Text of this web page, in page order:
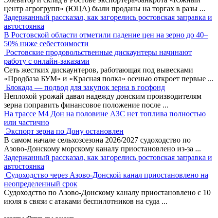
центр агрогрупп» (ЮЦА) были проданы на торгах в разы ...
Задержанный рассказал, как загорелись ростовская заправка и
автостоянка
В Ростовской области отметили падение цен на зерно до 40–
50% ниже себестоимости
Ростовские продовольственные дискаунтеры начинают
работу с онлайн-заказами
Сеть жестких дискаунтеров, работающая под вывесками
«Продбаза БУМ» и «Красная полка» осенью откроет первые ...
Блокада — подвод для закупок зерна в госфонд
Неплохой урожай давал надежду донским производителям
зерна поправить финансовое положение после ...
На трассе М4 Дон на половине АЗС нет топлива полностью
или частично
Экспорт зерна по Дону остановлен
В самом начале сельхозсезона 2026/2027 судоходство по
Азово-Донскому морскому каналу приостановлено из-за ...
Задержанный рассказал, как загорелись ростовская заправка и
автостоянка
Судоходство через Азово-Донской канал приостановлено на
неопределенный срок
Судоходство по Азово-Донскому каналу приостановлено с 10
июля в связи с атаками беспилотников на суда ...